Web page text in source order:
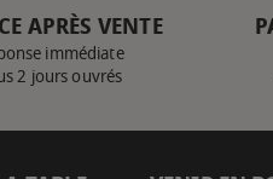
APRÈS VENTE
immédiate
2 jours ouvrés